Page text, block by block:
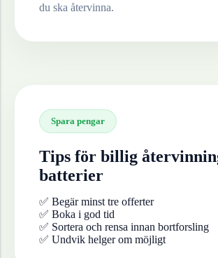
du ska återvinna.
Spara pengar
Tips för billig
batterier
✅ Begär minst tre offerter
✅ Boka i god tid
✅ Sortera och rensa innan bortforsling
✅ Undvik helger om möjligt